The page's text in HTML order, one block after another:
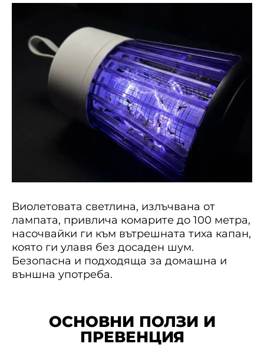
Виолетовата светлина, излъчвана от
лампата, привлича комарите до 100 метра,
насочвайки ги към вътрешната тиха капан,
която ги улавя без досаден шум.
Безопасна и подходяща за домашна и
външна употреба.
ОСНОВНИ ПОЛЗИ И
ПРЕВЕНЦИЯ